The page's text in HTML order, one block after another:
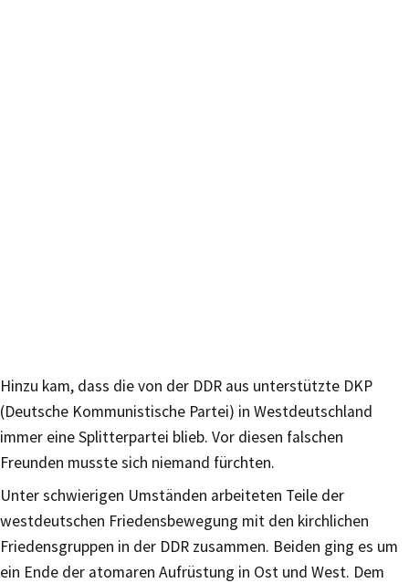
Hinzu kam, dass die von der DDR aus unterstützte DKP
(Deutsche Kommunistische Partei) in Westdeutschland
immer eine Splitterpartei blieb. Vor diesen falschen
Freunden musste sich niemand fürchten.
Unter schwierigen Umständen arbeiteten Teile der
westdeutschen Friedensbewegung mit den kirchlichen
Friedensgruppen in der DDR zusammen. Beiden ging es um
ein Ende der atomaren Aufrüstung in Ost und West. Dem